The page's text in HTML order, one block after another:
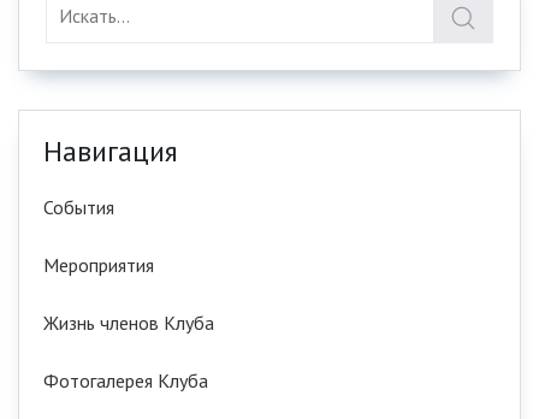
Навигация
События
Мероприятия
Жизнь членов Клуба
Фотогалерея Клуба